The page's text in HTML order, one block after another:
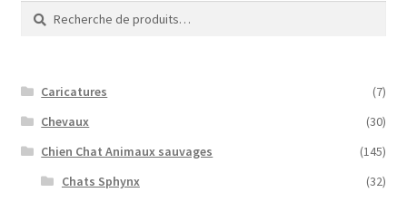
Recherche
pour :
Recherche
Caricatures
(7)
Chevaux
(30)
Chien Chat Animaux sauvages
(145)
Chats Sphynx
(32)